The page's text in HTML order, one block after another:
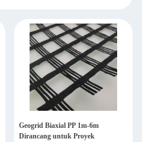
Geogrid Biaxial PP 1m-6m
Dirancang untuk Proyek